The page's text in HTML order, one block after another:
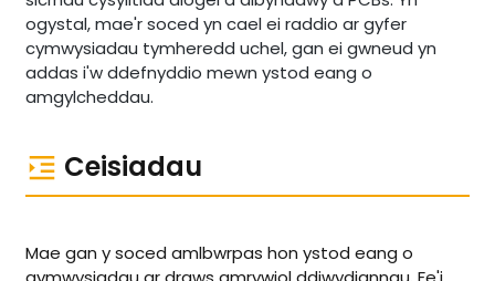
ogystal, mae'r soced yn cael ei raddio ar gyfer
cymwysiadau tymheredd uchel, gan ei gwneud yn
addas i'w ddefnyddio mewn ystod eang o
amgylcheddau.
Ceisiadau
Mae gan y soced amlbwrpas hon ystod eang o